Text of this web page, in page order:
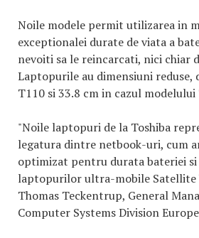
Noile modele permit utilizarea in
exceptionalei durate de viata a
nevoiti sa le reincarcati, nici chiar
Laptopurile au dimensiuni reduse,
T110 si 33.8 cm in cazul modelului
"Noile laptopuri de la Toshiba
legatura dintre netbook-uri, cum
optimizat pentru durata bateriei
laptopurilor ultra-mobile Satellite
Thomas Teckentrup, General
Computer Systems Division